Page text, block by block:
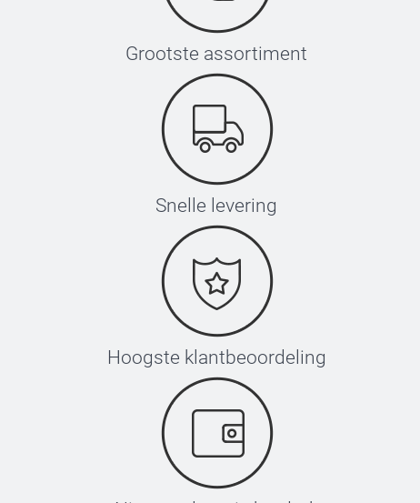
Grootste assortiment
Snelle levering
Hoogste klantbeoordeling